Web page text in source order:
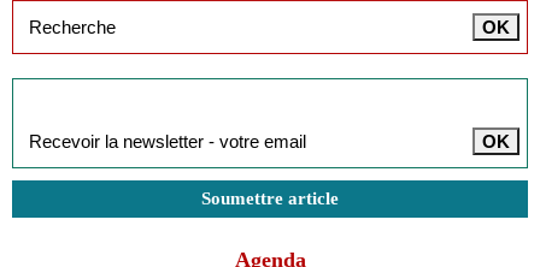
Soumettre article
Agenda